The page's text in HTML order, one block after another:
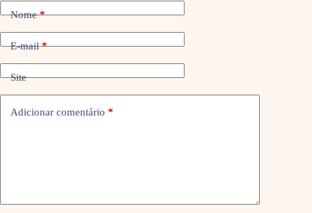
Nome*
E-mail*
Site
Adicionar comentário *